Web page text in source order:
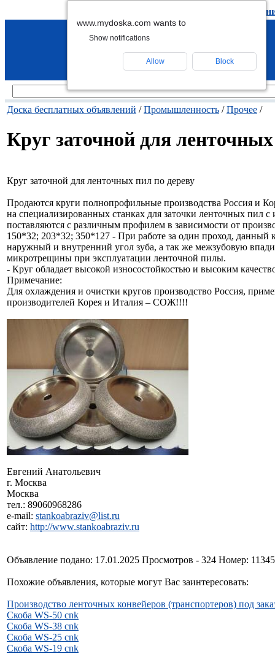
удалить
Доска бесплатных объявлений /Промышленность /Прочее /
Круг заточной для
Круг заточной для ленточных пил по дереву
Продаются круги полнопрофильные производства Россия и
на специализированных станках для заточки ленточных пил
поставляются с различным профилем в зависимости от
150*32; 203*32; 350*127 - При работе за один проход, данный
наружный и внутренний угол зуба, а так же межзубовую
микротрещины при эксплуатации ленточной пилы.
- Круг обладает высокой износостойкостью и высоким
Примечание:
Для охлаждения и очистки кругов производство Россия,
производителей Корея и Италия – COЖ!!!!
Евгений Анатольевич
г. Москва
Москва
тел.: 89060968286
e-mail: stankoabraziv@list.ru
сайт: http://www.stankoabraziv.ru
Объявление подано: 17.01.2025 Просмотров - 324 Номер:
Похожие объявления, которые могут Вас заинтересовать:
Производство ленточных конвейеров (транспортеров) под
Скоба WS-50 cnk
Скоба WS-38 cnk
Скоба WS-25 cnk
Скоба WS-19 cnk
www.mydoska.com wants to
Show notifications
Allow Block